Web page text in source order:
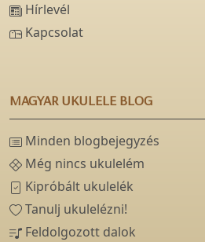
Hírlevél
Kapcsolat
MAGYAR UKULELE BLOG
Minden blogbejegyzés
Még nincs ukulelém
Kipróbált ukulelék
Tanulj ukulelézni!
Feldolgozott dalok